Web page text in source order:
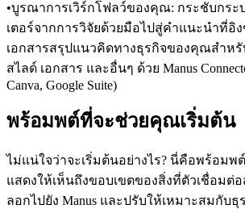
•บูรณาการเวิร์กโฟลว์ของคุณ: กระชับกระ
เตอร์จากการวิจัยด้วยมือไปสู่คำแนะนำที่อิ
เอกสารสรุปแนวคิดทางธุรกิจของคุณสำหรั
สไลด์ เอกสาร และอื่นๆ ด้วย Manus
Canva, Google Suite)
พร้อมพต์ที่จะช่วยคุณเริ่มต้น
ไม่แน่ใจว่าจะเริ่มต้นอย่างไร? นี่คือพร้อม
แสดงให้เห็นถึงขอบเขตของสิ่งที่ตัวเชื่อมต่
ลอกไปยัง Manus และปรับให้เหมาะสมกับ